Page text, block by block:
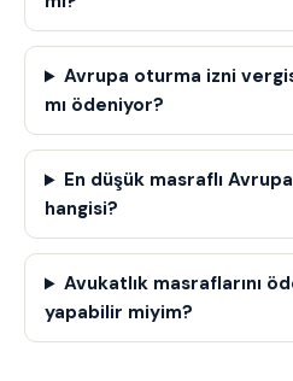
Avrupa oturma izni
mı ödeniyor?
En düşük masraflı
hangisi?
Avukatlık masraflarını
yapabilir miyim?